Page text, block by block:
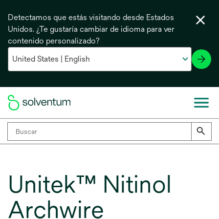
Detectamos que estás visitando desde Estados
Unidos. ¿Te gustaría cambiar de idioma para ver
contenido personalizado?
Unitek™ Nitinol
Archwire